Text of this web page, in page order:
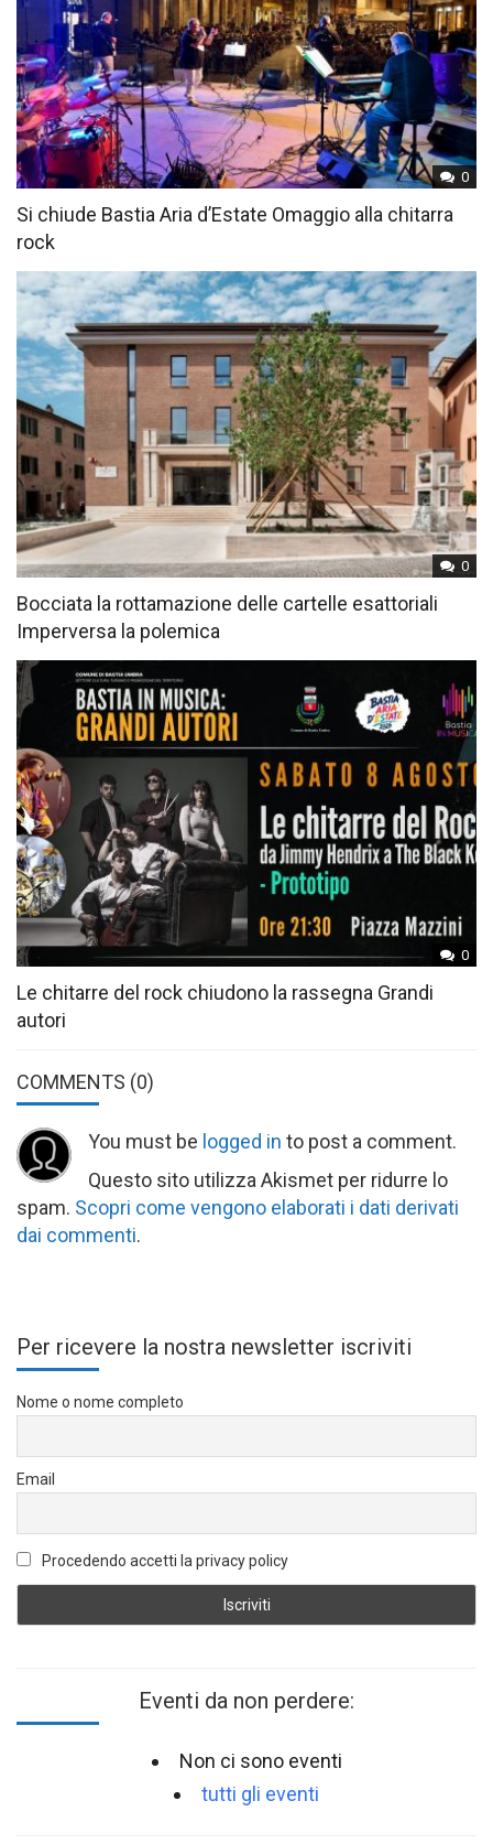
0
Si chiude Bastia Aria d’Estate Omaggio alla chitarra
rock
0
Bocciata la rottamazione delle cartelle esattoriali
Imperversa la polemica
0
Le chitarre del rock chiudono la rassegna Grandi
autori
COMMENTS (0)
You must be logged in to post a comment.
Questo sito utilizza Akismet per ridurre lo
spam. Scopri come vengono elaborati i dati derivati
dai commenti.
Per ricevere la nostra newsletter iscriviti
Nome o nome completo
Email
Procedendo accetti la privacy policy
Eventi da non perdere:
Non ci sono eventi
tutti gli eventi